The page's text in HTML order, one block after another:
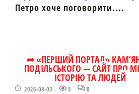
Петро хоче поговорити....
➦ «ПЕРШИЙ ПОРТАЛ»
ПОДІЛЬСЬКОГО — САЙТ ПРО
ІСТОРІЮ ТА ЛЮДЕЙ
2026-08-03 5 0